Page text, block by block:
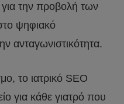
για την προβολή των
ψηφιακό
ανταγωνιστικότητα.
το ιατρικό SEO
για κάθε γιατρό που